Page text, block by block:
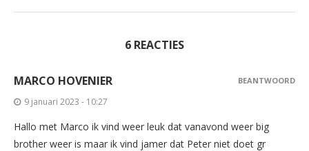
6 REACTIES
MARCO HOVENIER
9 januari 2023 - 10:27
Hallo met Marco ik vind weer leuk dat vanavond weer big
brother weer is maar ik vind jamer dat Peter niet doet gr
BEANTWOORD